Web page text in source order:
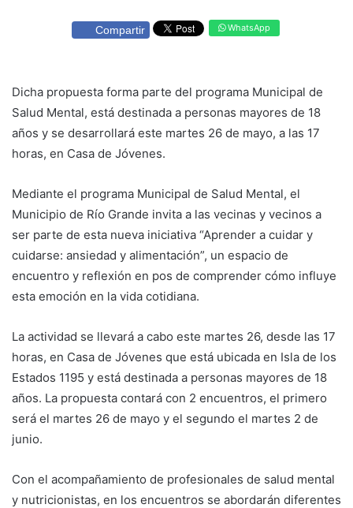
Compartir WhatsApp
Dicha propuesta forma parte del programa Municipal de
Salud Mental, está destinada a personas mayores de 18
años y se desarrollará este martes 26 de mayo, a las 17
horas, en Casa de Jóvenes.
Mediante el programa Municipal de Salud Mental, el
Municipio de Río Grande invita a las vecinas y vecinos a
ser parte de esta nueva iniciativa “Aprender a cuidar y
cuidarse: ansiedad y alimentación”, un espacio de
encuentro y reflexión en pos de comprender cómo influye
esta emoción en la vida cotidiana.
La actividad se llevará a cabo este martes 26, desde las 17
horas, en Casa de Jóvenes que está ubicada en Isla de los
Estados 1195 y está destinada a personas mayores de 18
años. La propuesta contará con 2 encuentros, el primero
será el martes 26 de mayo y el segundo el martes 2 de
junio.
Con el acompañamiento de profesionales de salud mental
y nutricionistas, en los encuentros se abordarán diferentes